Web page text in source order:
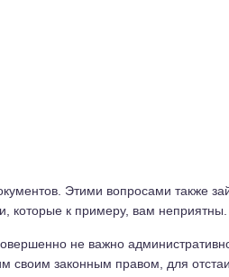
Этими вопросами также
которые к примеру, вам неприятны.
не важно
своим законным правом, для